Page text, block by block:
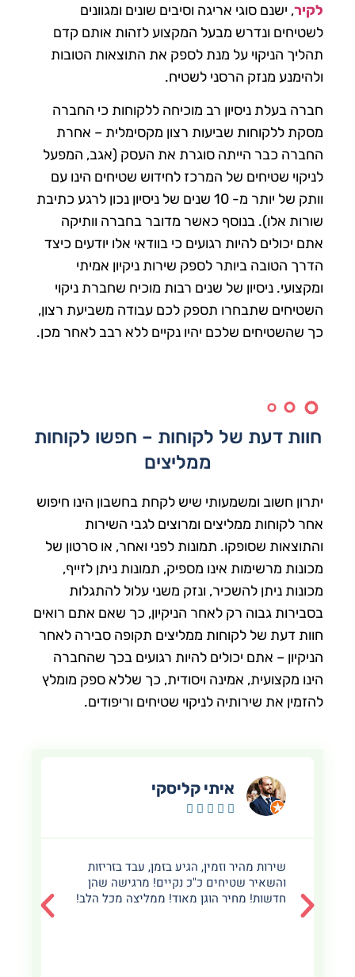
לקיר, ישנם סוגי אריגה וסיבים שונים ומגוונים
לשטיחים ונדרש מבעל המקצוע לזהות אותם קדם
תהליך הניקוי על מנת לספק את התוצאות הטובות
ולהימנע מנזק הרסני לשטיח.
חברה בעלת ניסיון רב מוכיחה ללקוחות כי החברה
מסקת ללקוחות שביעות רצון מקסימלית – אחרת
החברה כבר הייתה סוגרת את העסק (אגב, המפעל
לניקוי שטיחים של המרכז לחידוש שטיחים הינו עם
וותק של יותר מ- 10 שנים של ניסיון נכון לרגע כתיבת
שורות אלו). בנוסף כאשר מדובר בחברה וותיקה
אתם יכולים להיות רגועים כי בוודאי אלו יודעים כיצד
הדרך הטובה ביותר לספק שירות ניקיון אמיתי
ומקצועי. ניסיון של שנים רבות מוכיח שחברת ניקוי
השטיחים שתבחרו תספק לכם עבודה משביעת רצון,
כך שהשטיחים שלכם יהיו נקיים ללא רבב לאחר מכן.
חוות דעת של לקוחות – חפשו לקוחות
ממליצים
יתרון חשוב ומשמעותי שיש לקחת בחשבון הינו חיפוש
אחר לקוחות ממליצים ומרוצים לגבי השירות
והתוצאות שסופקו. תמונות לפני ואחר, או סרטון של
מכונות מרשימות אינו מספיק, תמונות ניתן לזייף,
מכונות ניתן להשכיר, ונזק משני עלול להתגלות
בסבירות גבוה רק לאחר הניקיון, כך שאם אתם רואים
חוות דעת של לקוחות ממליצים תקופה סבירה לאחר
הניקיון – אתם יכולים להיות רגועים בכך שהחברה
הינו מקצועית, אמינה ויסודית, כך שללא ספק מומלץ
להזמין את שירותיה לניקוי שטיחים וריפודים.
איתי קליסקי





שירות מהיר וזמין, הגיע בזמן, עבד בזריזות
והשאיר שטיחים כ"כ נקיים! מרגישה שהן
חדשות! מחיר הוגן מאוד! ממליצה מכל הלב!